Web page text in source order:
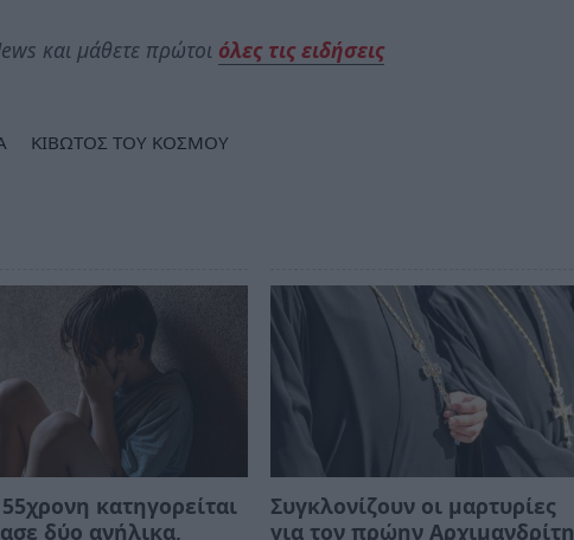
και μάθετε πρώτοι όλες τις ειδήσεις
ΚΙΒΩΤΟΣ ΤΟΥ ΚΟΣΜΟΥ
κατηγορείται
δύο ανήλικα,
Συγκλονίζουν οι μαρτυρίες
για τον πρώην Αρχιμανδρίτη